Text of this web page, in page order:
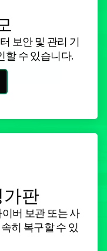
보안 및 관리 기
할 수 있습니다.
가판
버 보관 또는 사
히 복구할 수 있